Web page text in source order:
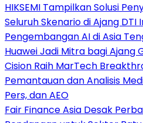
HIKSEMI Tampilkan Solusi
Seluruh Skenario di Ajang DTI
Pengembangan AI di Asia
Huawei Jadi Mitra bagi Ajang
Cision Raih MarTech
Pemantauan dan Analisis
Pers, dan AEO
Fair Finance Asia Desak